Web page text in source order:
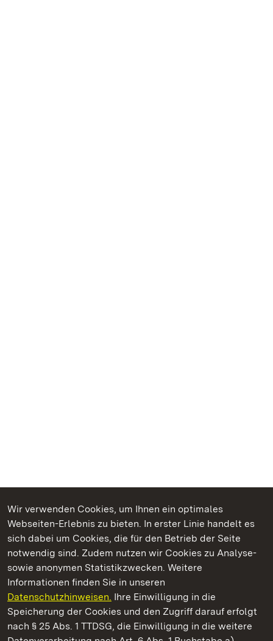
Wir verwenden Cookies, um Ihnen ein optimales
Webseiten-Erlebnis zu bieten. In erster Linie handelt es
sich dabei um Cookies, die für den Betrieb der Seite
notwendig sind. Zudem nutzen wir Cookies zu Analyse-
sowie anonymen Statistikzwecken. Weitere
Informationen finden Sie in unseren
Datenschutzhinweisen. Ihre Einwilligung in die
Speicherung der Cookies und den Zugriff darauf erfolgt
nach § 25 Abs. 1 TTDSG, die Einwilligung in die weitere
Kommen. Staunen. Genießen.
Residenzschloss Ludwigsburg
Staatliche Schlösser und Gärten Baden-Württemberg